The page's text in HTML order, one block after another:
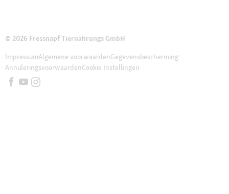
© 2026 Fressnapf Tiernahrungs GmbH
ImpressumAlgemene voorwaardenGegevensbescherming
AnnuleringsvoorwaardenCookie Instellingen